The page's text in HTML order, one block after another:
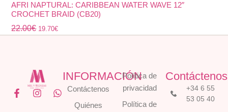
AFRI NAPTURAL: CARIBBEAN WATER WAVE 12″
CROCHET BRAID (CB20)
22.00€ 19.70€
F
I
W
INFORMACIÓN
Contáctenos
Quiénes
Política de
privacidad
Política de
Contáctenos
+34 6 55
53 05 40